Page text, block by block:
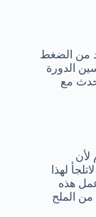
من الضغط
الدورة
مع
لأن
لهذا
هذه
الملح